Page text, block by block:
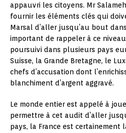
appauvri les citoyens. Mr
fournir les éléments clés qui
Marsal d’aller jusqu’au bout
important de rappeler à ce
poursuivi dans plusieurs pays
Suisse, la Grande Bretagne, le
chefs d’accusation dont
blanchiment d’argent aggravé.
Le monde entier est appelé à
permettre à cet audit d’aller
pays, la France est certainement